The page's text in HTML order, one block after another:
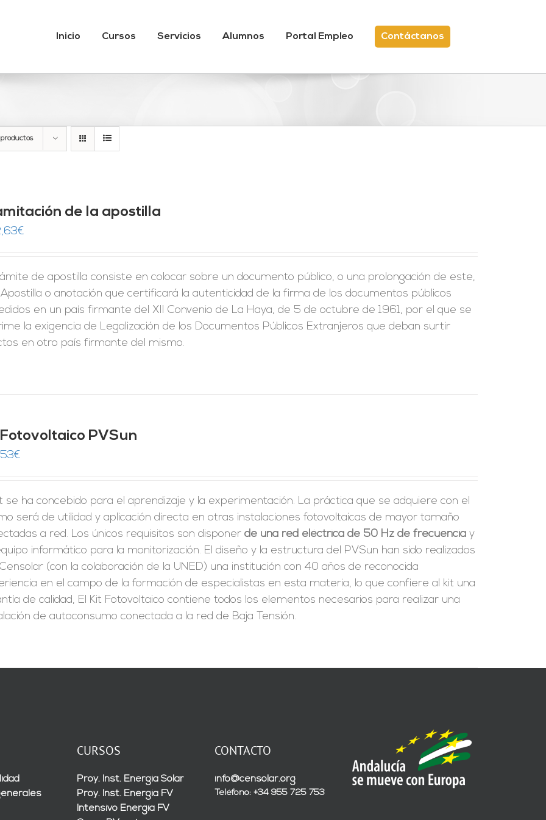
Inicio Cursos Servicios Alumnos Portal Empleo Contáctanos
de la apostilla
€
de apostilla consiste en colocar sobre un documento público, o una prolongación de este,
o anotación que certificará la autenticidad de la firma de los documentos públicos
en un país firmante del XII Convenio de La Haya, de 5 de octubre de 1961, por el que se
la exigencia de Legalización de los Documentos Públicos Extranjeros que deban surtir
en otro país firmante del mismo.
PVSun
€
se ha concebido para el aprendizaje y la experimentación. La práctica que se adquiere con el
será de utilidad y aplicación directa en otras instalaciones fotovoltaicas de mayor tamaño
a red. Los únicos requisitos son disponerde una red eléctrica de 50 Hz de frecuencia y
informático para la monitorización. El diseño y la estructura del PVSun han sido realizados
(con la colaboración de la UNED) una institución con 40 años de reconocida
en el campo de la formación de especialistas en esta materia, lo que confiere al kit una
de calidad, El Kit Fotovoltaico contiene todos los elementos necesarios para realizar una
de autoconsumo conectada a la red de Baja Tensión.
CURSOS
Proy. Inst. Energía Solar
Proy. Inst. Energía FV
Intensivo Energía FV
CONTACTO
info@censolar.org
Teléfono: +34 955 725 753